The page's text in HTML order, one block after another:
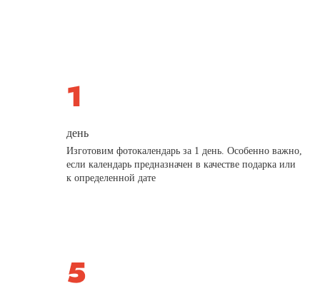
день
Изготовим фотокалендарь за 1 день. Особенно важно,
если календарь предназначен в качестве подарка или
к определенной дате